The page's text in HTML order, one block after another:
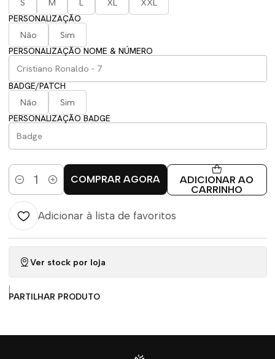
S
M L XL
XXL
PERSONALIZAÇÃO
Não
Sim
PERSONALIZAÇÃO NOME & NÚMERO
BADGE/PATCH
Não
Sim
PERSONALIZAÇÃO BADGE
Quantidade
ADICIONAR AO
CARRINHO
COMPRAR AGORA
Adicionar à lista de favoritos
Ver stock por loja
|
PARTILHAR PRODUTO